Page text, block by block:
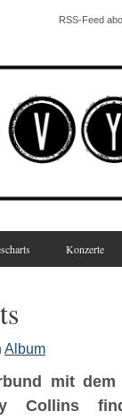
RSS-Feed
Konzerte
Album
mit
Collins